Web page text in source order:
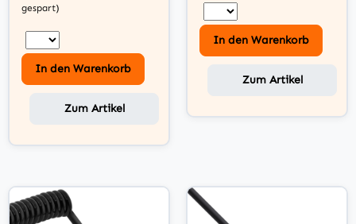
gespart)
In den Warenkorb
Zum Artikel
In den Warenkorb
Zum Artikel